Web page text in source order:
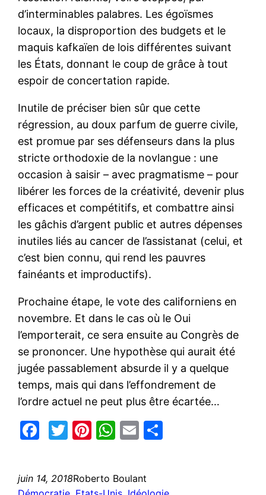
d’interminables palabres. Les égoïsmes
locaux, la disproportion des budgets et le
maquis kafkaïen de lois différentes suivant
les États, donnant le coup de grâce à tout
espoir de concertation rapide.
Inutile de préciser bien sûr que cette
régression, au doux parfum de guerre civile,
est promue par ses défenseurs dans la plus
stricte orthodoxie de la novlangue : une
occasion à saisir – avec pragmatisme – pour
libérer les forces de la créativité, devenir plus
efficaces et compétitifs, et combattre ainsi
les gâchis d’argent public et autres dépenses
inutiles liés au cancer de l’assistanat (celui, et
c’est bien connu, qui rend les pauvres
fainéants et improductifs).
Prochaine étape, le vote des californiens en
novembre. Et dans le cas où le Oui
l’emporterait, ce sera ensuite au Congrès de
se prononcer. Une hypothèse qui aurait été
jugée passablement absurde il y a quelque
temps, mais qui dans l’effondrement de
l’ordre actuel ne peut plus être écartée…
Facebook
Twitter
Pinterest
WhatsApp
Email
juin 14, 2018Roberto Boulant